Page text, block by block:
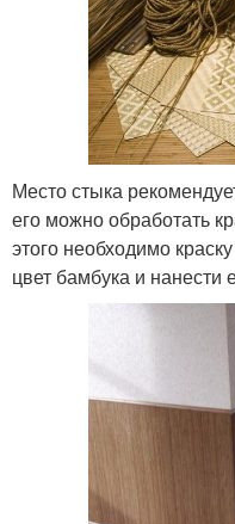
Место стыка
его можно обработать
этого необходимо
цвет бамбука и